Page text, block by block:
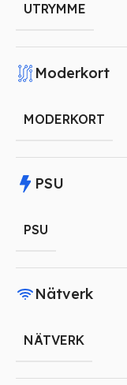
UTRYMME
Moderkort
MODERKORT
PSU
PSU
Nätverk
NÄTVERK